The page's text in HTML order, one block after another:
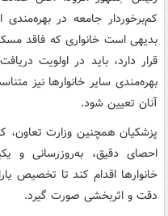
کم‌برخوردار جامعه در
بدیهی است خانواری که فاقد
قرار دارد، باید در اولویت
بهره‌مندی سایر خانوارها نیز
آنان تعیین شود.
پزشکیان همچنین وزارت تعاون،
احصای دقیق، به‌روزرسانی و
خانوارها اقدام کند تا تخصیص
دقت و اثربخشی صورت گیرد.